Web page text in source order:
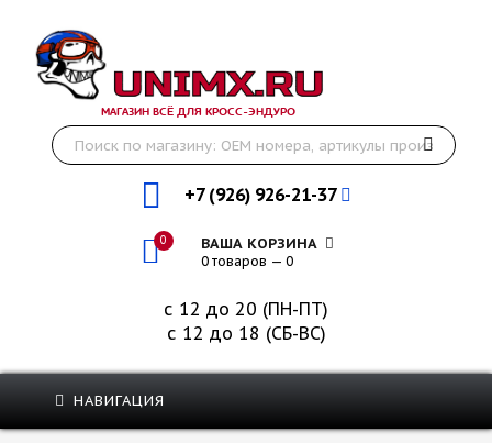
МАГАЗИН ВСЁ ДЛЯ КРОСС-ЭНДУРО
+7 (926) 926-21-37
0 ВАША КОРЗИНА
0 товаров — 0
с 12 до 20 (ПН-ПТ)
с 12 до 18 (СБ-ВС)
НАВИГАЦИЯ